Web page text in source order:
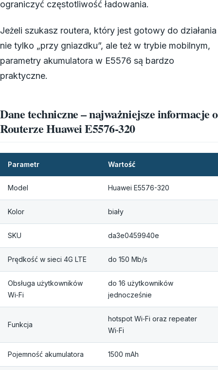
ograniczyć częstotliwość ładowania.
Jeżeli szukasz routera, który jest gotowy do działania
nie tylko „przy gniazdku”, ale też w trybie mobilnym,
parametry akumulatora w E5576 są bardzo
praktyczne.
Dane techniczne – najważniejsze informacje o
Routerze Huawei E5576-320
Parametr Wartość
Model Huawei E5576-320
Kolor biały
SKU da3e0459940e
Prędkość w sieci 4G LTE do 150 Mb/s
Obsługa użytkowników
Wi‑Fi
do 16 użytkowników
jednocześnie
Funkcja
hotspot Wi‑Fi oraz repeater
Wi‑Fi
Pojemność akumulatora 1500 mAh